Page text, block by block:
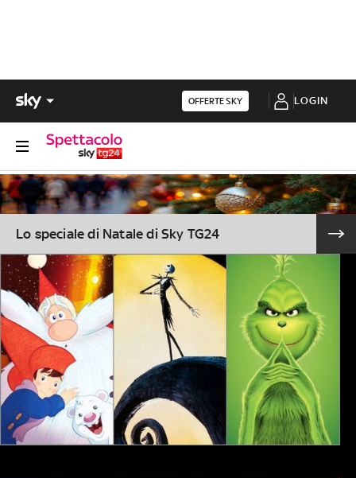
OFFERTE SKY LOGIN
Lo speciale di Natale di Sky TG24